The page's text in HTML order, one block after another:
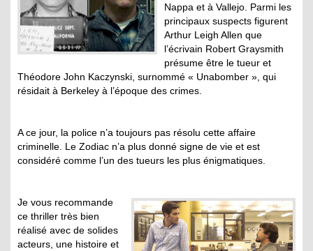
Nappa et à Vallejo. Parmi les
principaux suspects figurent
Arthur Leigh Allen que
l’écrivain Robert Graysmith
présume être le tueur et
Théodore John Kaczynski, surnommé « Unabomber », qui
résidait à Berkeley à l’époque des crimes.
A ce jour, la police n’a toujours pas résolu cette affaire
criminelle. Le Zodiac n’a plus donné signe de vie et est
considéré comme l’un des tueurs les plus énigmatiques.
Je vous recommande
ce thriller très bien
réalisé avec de solides
acteurs, une histoire et